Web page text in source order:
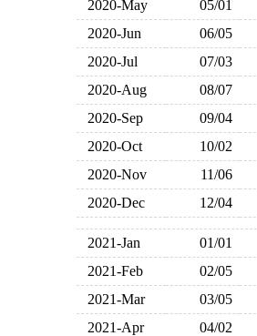
2020-May
05/01
2020-Jun
06/05
2020-Jul
07/03
2020-Aug
08/07
2020-Sep
09/04
2020-Oct
10/02
2020-Nov
11/06
2020-Dec
12/04
2021-Jan 01/01
2021-Feb
02/05
2021-Mar
03/05
2021-Apr
04/02